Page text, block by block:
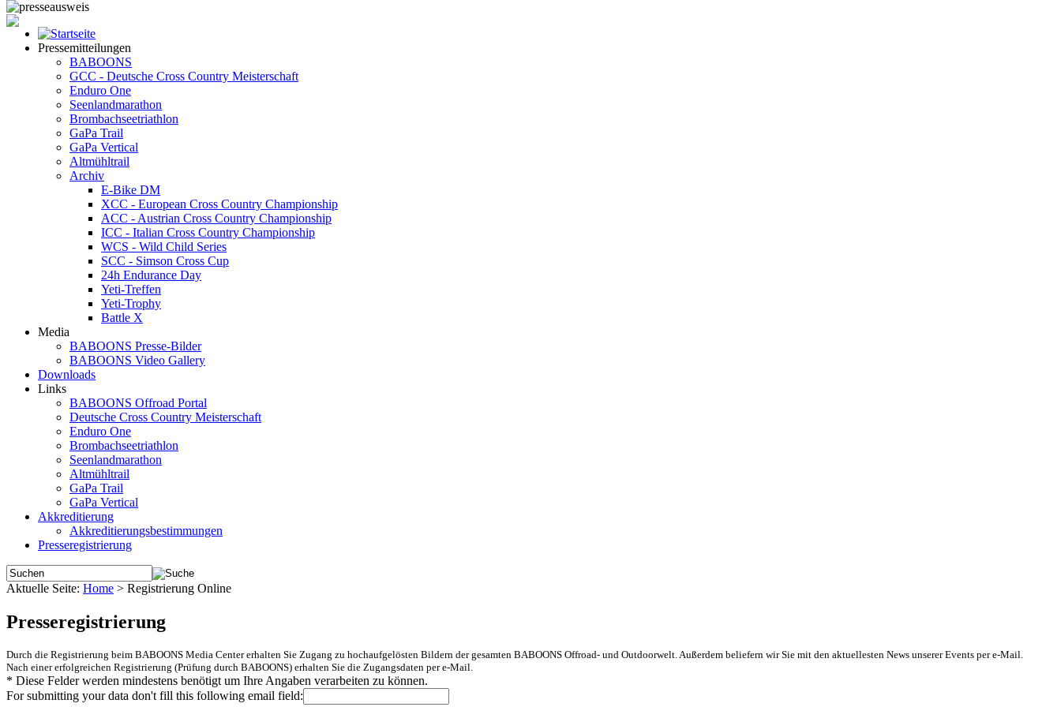
Pressemitteilungen
BABOONS
GCC - Deutsche Cross Country Meisterschaft
Enduro One
Seenlandmarathon
Brombachseetriathlon
GaPa Trail
GaPa Vertical
Altmühltrail
Archiv
E-Bike DM
XCC - European Cross Country Championship
ACC - Austrian Cross Country Championship
ICC - Italian Cross Country Championship
WCS - Wild Child Series
SCC - Simson Cross Cup
24h Endurance Day
Yeti-Treffen
Yeti-Trophy
Battle X
Media
BABOONS Presse-Bilder
BABOONS Video Gallery
Downloads
Links
BABOONS Offroad Portal
Deutsche Cross Country Meisterschaft
Enduro One
Brombachseetriathlon
Seenlandmarathon
Altmühltrail
GaPa Trail
GaPa Vertical
Akkreditierung
Akkreditierungsbestimmungen
Presseregistrierung
Aktuelle Seite: Home > Registrierung Online
Presseregistrierung
Durch die Registrierung beim BABOONS Media Center erhalten Sie Zugang zu hochaufgelösten Bildern der gesamten BABOONS Offroad- und Outdoorwelt. Außerdem beliefern wir Sie mit den aktuellesten News unserer Events per e-Mail.
Nach einer erfolgreichen Registrierung (Prüfung durch BABOONS) erhalten Sie die Zugangsdaten per e-Mail.
* Diese Felder werden mindestens benötigt um Ihre Angaben verarbeiten zu können.
For submitting your data don't fill this following email field: